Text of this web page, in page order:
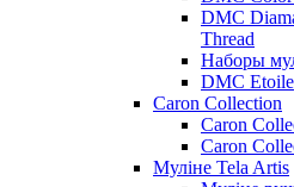
DMC
Thread
Наборы
DMC Etoile
Caron Collection
Caron
Caron
Муліне Tela Artis